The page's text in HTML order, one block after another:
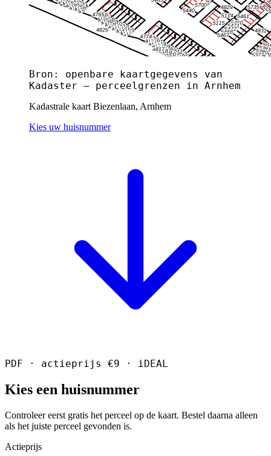
Bron: openbare kaartgegevens van
Kadaster — perceelgrenzen in Arnhem
Kadastrale kaart Biezenlaan, Arnhem
Kies uw huisnummer
PDF · actieprijs €9 · iDEAL
Kies een huisnummer
Controleer eerst gratis het perceel op de kaart. Bestel daarna alleen
als het juiste perceel gevonden is.
Actieprijs